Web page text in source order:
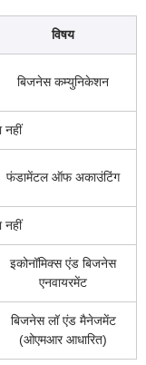
विषय
बिजनेस कम्युनिकेशन
नहीं
फंडामेंटल ऑफ अकाउंटिंग
नहीं
इकोनॉमिक्स एंड बिजनेस
एनवायरमेंट
बिजनेस लॉ एंड मैनेजमेंट
(ओएमआर आधारित)